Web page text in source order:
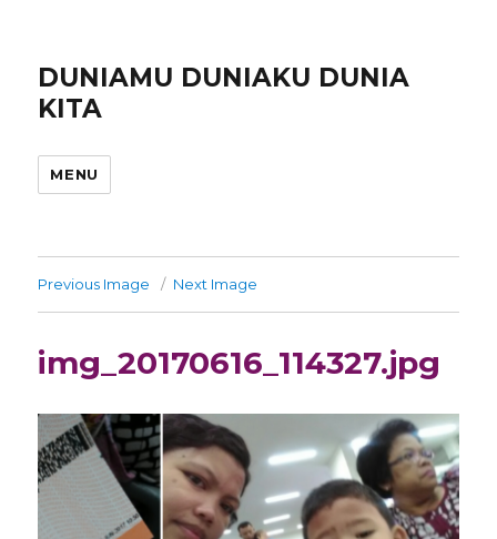
DUNIAMU DUNIAKU DUNIA
KITA
MENU
Previous Image Next Image
img_20170616_114327.jpg